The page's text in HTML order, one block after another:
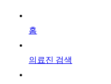
홈
의료진 검색